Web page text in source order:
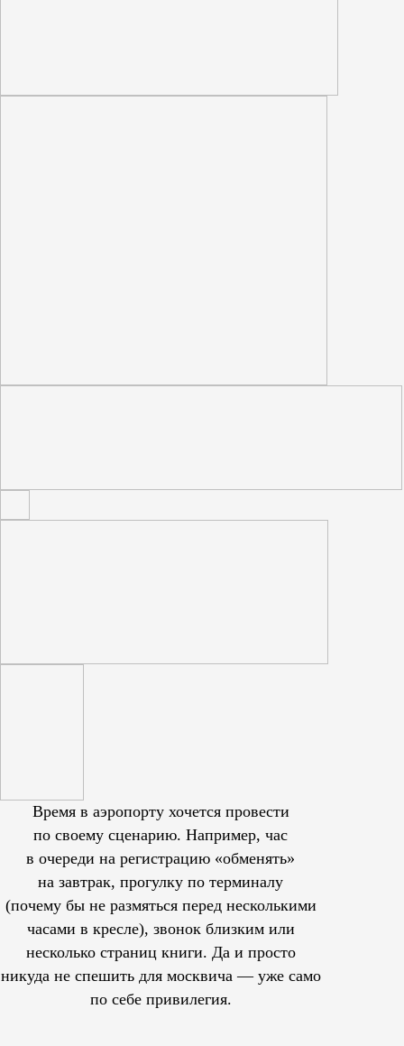
Время в аэропорту хочется провести
по своему сценарию. Например, час
в очереди на регистрацию «обменять»
на завтрак, прогулку по терминалу
(почему бы не размяться перед несколькими
часами в кресле), звонок близким или
несколько страниц книги. Да и просто
никуда не спешить для москвича — уже само
по себе привилегия.